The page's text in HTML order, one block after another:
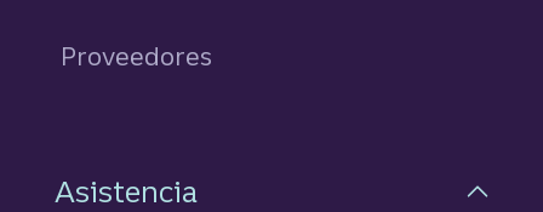
Proveedores
Asistencia